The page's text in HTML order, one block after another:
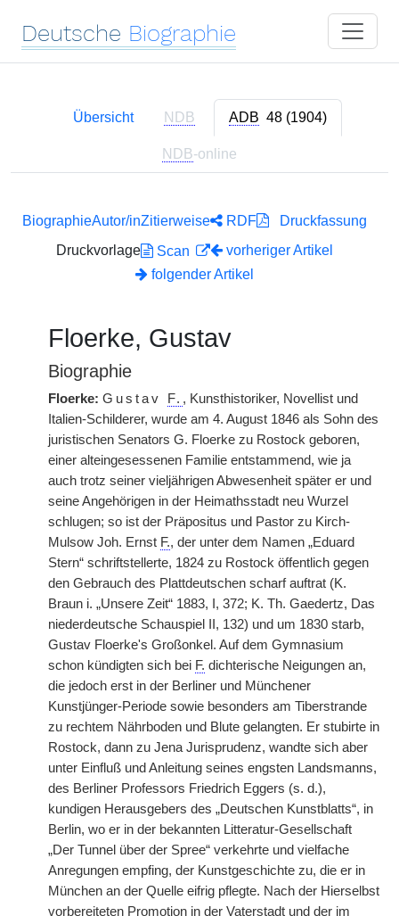
Deutsche Biographie
Übersicht NDB ADB 48 (1904)
NDB-online
BiographieAutor/inZitierweise RDF
Druckfassung
Druckvorlage
Scan
vorheriger Artikel
folgender Artikel
Floerke, Gustav
Biographie
Floerke: Gustav F. , Kunsthistoriker, Novellist und
Italien-Schilderer, wurde am 4. August 1846 als Sohn des
juristischen Senators G. Floerke zu Rostock geboren,
einer alteingesessenen Familie entstammend, wie ja
auch trotz seiner vieljährigen Abwesenheit später er und
seine Angehörigen in der Heimathsstadt neu Wurzel
schlugen; so ist der Präpositus und Pastor zu Kirch-
Mulsow Joh. Ernst F., der unter dem Namen „Eduard
Stern“ schriftstellerte, 1824 zu Rostock öffentlich gegen
den Gebrauch des Plattdeutschen scharf auftrat (K.
Braun i. „Unsere Zeit“ 1883, I, 372; K. Th. Gaedertz, Das
niederdeutsche Schauspiel II, 132) und um 1830 starb,
Gustav Floerke's Großonkel. Auf dem Gymnasium
schon kündigten sich bei F. dichterische Neigungen an,
die jedoch erst in der Berliner und Münchener
Kunstjünger-Periode sowie besonders am Tiberstrande
zu rechtem Nährboden und Blute gelangten. Er stubirte in
Rostock, dann zu Jena Jurisprudenz, wandte sich aber
unter Einfluß und Anleitung seines engsten Landsmanns,
des Berliner Professors Friedrich Eggers (s. d.),
kundigen Herausgebers des „Deutschen Kunstblatts“, in
Berlin, wo er in der bekannten Litteratur-Gesellschaft
„Der Tunnel über der Spree“ verkehrte und vielfache
Anregungen empfing, der Kunstgeschichte zu, die er in
München an der Quelle eifrig pflegte. Nach der Hierselbst
vorbereiteten Promotion in der Vaterstadt und der im